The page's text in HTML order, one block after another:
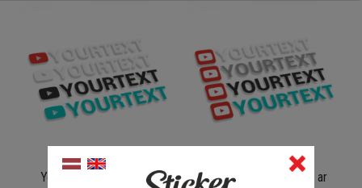
Youtube logo ar tekstu
Youtube logo kvadrāts ar